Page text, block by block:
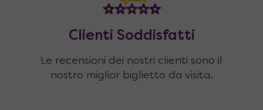
Clienti Soddisfatti
Le recensioni dei nostri clienti sono il
nostro miglior biglietto da visita.